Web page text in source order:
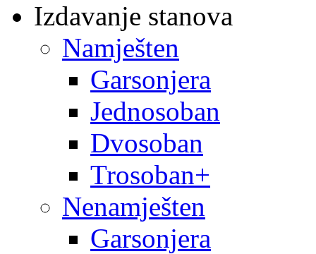
Izdavanje stanova
Namješten
Garsonjera
Jednosoban
Dvosoban
Trosoban+
Nenamješten
Garsonjera